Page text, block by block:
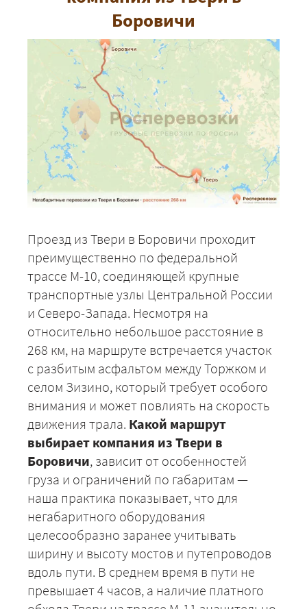
Боровичи
Проезд из Твери в Боровичи проходит
преимущественно по федеральной
трассе М-10, соединяющей крупные
транспортные узлы Центральной России
и Северо-Запада. Несмотря на
относительно небольшое расстояние в
268 км, на маршруте встречается участок
с разбитым асфальтом между Торжком и
селом Зизино, который требует особого
внимания и может повлиять на скорость
движения трала. Какой маршрут
выбирает компания из Твери в
Боровичи, зависит от особенностей
груза и ограничений по габаритам —
наша практика показывает, что для
негабаритного оборудования
целесообразно заранее учитывать
ширину и высоту мостов и путепроводов
вдоль пути. В среднем время в пути не
превышает 4 часов, а наличие платного